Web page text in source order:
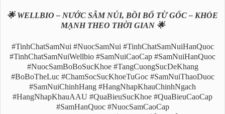
🌟 WELLBIO – NƯỚC SÂM NÚI, BỒI BỔ TỪ GỐC – KHỎE
MẠNH THEO THỜI GIAN 🌟
#TinhChatSamNui #NuocSamNui #TinhChatSamNuiHanQuoc
#TinhChatSamNuiWellbio #SamNuiCaoCap #SamNuiHanQuoc
#NuocSamBoBoSucKhoe #TangCuongSucDeKhang
#BoBoTheLuc #ChamSocSucKhoeTuGoc #SamNuiThaoDuoc
#SamNuiChinhHang #HangNhapKhauChinhNgach
#HangNhapKhauAAU #QuaBieuSucKhoe #QuaBieuCaoCap
#SamHanQuoc #NuocSamCaoCap